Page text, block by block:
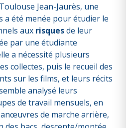
Jean-Jaurès, une
a été menée pour étudier le
aux risquesde leur
par une étudiante
a nécessité plusieurs
collectes, puis le recueil des
sur les films, et leurs récits
analysé leurs
de travail mensuels, en
de marche arrière,